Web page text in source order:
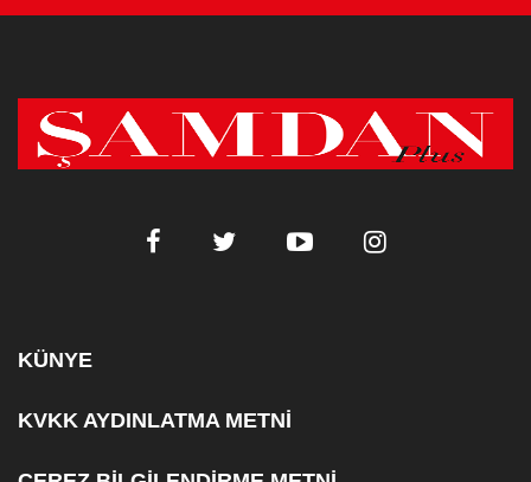
KÜNYE
KVKK AYDINLATMA METNİ